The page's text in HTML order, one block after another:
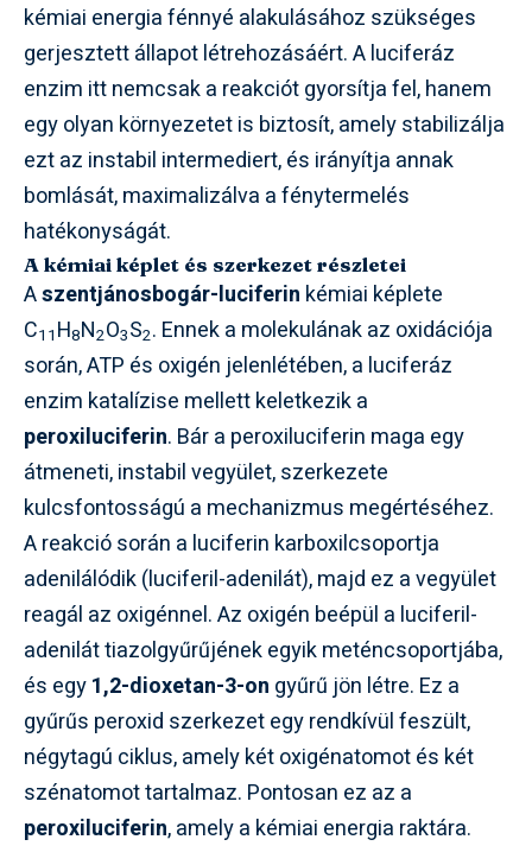
kémiai energia fénnyé alakulásához szükséges
gerjesztett állapot létrehozásáért. A luciferáz
enzim itt nemcsak a reakciót gyorsítja fel, hanem
egy olyan környezetet is biztosít, amely stabilizálja
ezt az instabil intermediert, és irányítja annak
bomlását, maximalizálva a fénytermelés
hatékonyságát.
A kémiai képlet és szerkezet részletei
Aszentjánosbogár-luciferin kémiai képlete
C11 H8N2O3S2. Ennek a molekulának az oxidációja
során, ATP és oxigén jelenlétében, a luciferáz
enzim katalízise mellett keletkezik a
peroxiluciferin. Bár a peroxiluciferin maga egy
átmeneti, instabil vegyület, szerkezete
kulcsfontosságú a mechanizmus megértéséhez.
A reakció során a luciferin karboxilcsoportja
adenilálódik (luciferil-adenilát), majd ez a vegyület
reagál az oxigénnel. Az oxigén beépül a luciferil-
adenilát tiazolgyűrűjének egyik meténcsoportjába,
és egy1,2-dioxetan-3-on gyűrű jön létre. Ez a
gyűrűs peroxid szerkezet egy rendkívül feszült,
négytagú ciklus, amely két oxigénatomot és két
szénatomot tartalmaz. Pontosan ez az a
peroxiluciferin, amely a kémiai energia raktára.